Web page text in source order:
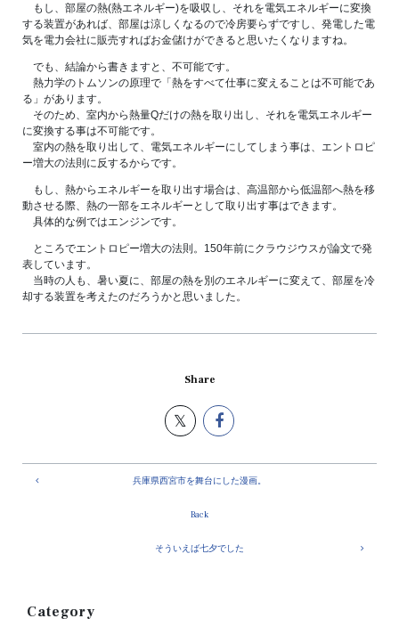
もし、部屋の熱(熱エネルギー)を吸収し、それを電気エネルギーに変換
する装置があれば、部屋は涼しくなるので冷房要らずですし、発電した電
気を電力会社に販売すればお金儲けができると思いたくなりますね。
でも、結論から書きますと、不可能です。
熱力学のトムソンの原理で「熱をすべて仕事に変えることは不可能であ
る」があります。
そのため、室内から熱量Qだけの熱を取り出し、それを電気エネルギー
に変換する事は不可能です。
室内の熱を取り出して、電気エネルギーにしてしまう事は、エントロピ
ー増大の法則に反するからです。
もし、熱からエネルギーを取り出す場合は、高温部から低温部へ熱を移
動させる際、熱の一部をエネルギーとして取り出す事はできます。
具体的な例ではエンジンです。
ところでエントロピー増大の法則。150年前にクラウジウスが論文で発
表しています。
当時の人も、暑い夏に、部屋の熱を別のエネルギーに変えて、部屋を冷
却する装置を考えたのだろうかと思いました。
Share
兵庫県西宮市を舞台にした漫画。
Back
そういえば七夕でした
Category